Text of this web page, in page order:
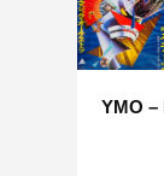
YMO –